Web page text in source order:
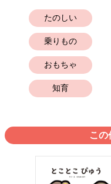
たのしい
乗りもの
おもちゃ
知育
この